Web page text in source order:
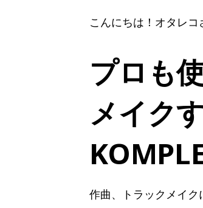
こんにちは！オタレコ
プロも
メイク
作曲、トラックメイ